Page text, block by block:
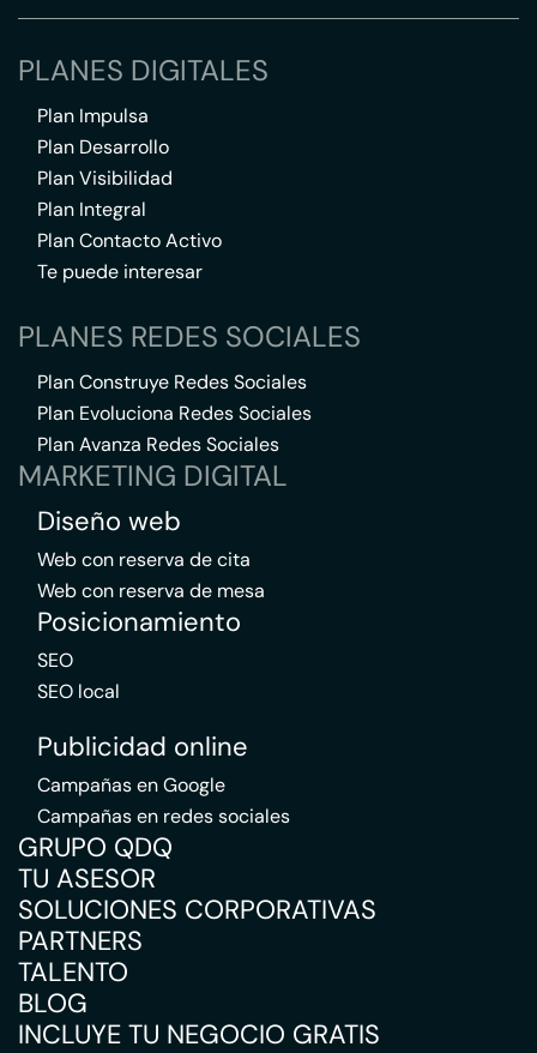
PLANES DIGITALES
Plan Impulsa
Plan Desarrollo
Plan Visibilidad
Plan Integral
Plan Contacto Activo
Te puede interesar
PLANES REDES SOCIALES
Plan Construye Redes Sociales
Plan Evoluciona Redes Sociales
Plan Avanza Redes Sociales
MARKETING DIGITAL
Diseño web
Web con reserva de cita
Web con reserva de mesa
Posicionamiento
SEO
SEO local
Publicidad online
Campañas en Google
Campañas en redes sociales
GRUPO QDQ
TU ASESOR
SOLUCIONES CORPORATIVAS
PARTNERS
TALENTO
BLOG
INCLUYE TU NEGOCIO GRATIS